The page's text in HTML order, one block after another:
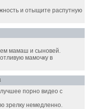
и отыщите распутную
мамаш и сыновей.
мамочку в
порно видео с
зрелку немедленно.